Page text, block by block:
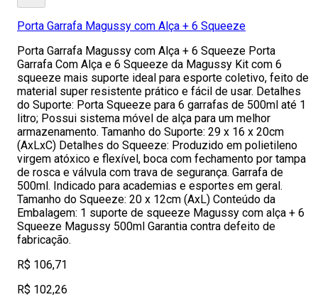
Porta Garrafa Magussy com Alça + 6 Squeeze
Porta Garrafa Magussy com Alça + 6 Squeeze Porta
Garrafa Com Alça e 6 Squeeze da Magussy Kit com 6
squeeze mais suporte ideal para esporte coletivo, feito de
material super resistente prático e fácil de usar. Detalhes
do Suporte: Porta Squeeze para 6 garrafas de 500ml até 1
litro; Possui sistema móvel de alça para um melhor
armazenamento. Tamanho do Suporte: 29 x 16 x 20cm
(AxLxC) Detalhes do Squeeze: Produzido em polietileno
virgem atóxico e flexível, boca com fechamento por tampa
de rosca e válvula com trava de segurança. Garrafa de
500ml. Indicado para academias e esportes em geral.
Tamanho do Squeeze: 20 x 12cm (AxL) Conteúdo da
Embalagem: 1 suporte de squeeze Magussy com alça + 6
Squeeze Magussy 500ml Garantia contra defeito de
fabricação.
R$ 106,71
R$ 102,26